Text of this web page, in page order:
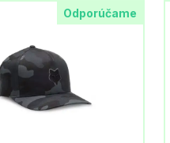
Odporúčame